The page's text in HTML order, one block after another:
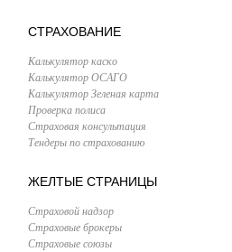
СТРАХОВАНИЕ
Калькулятор каско
Калькулятор ОСАГО
Калькулятор Зеленая карта
Проверка полиса
Страховая консультация
Тендеры по страхованию
ЖЕЛТЫЕ СТРАНИЦЫ
Страховой надзор
Страховые брокеры
Страховые союзы